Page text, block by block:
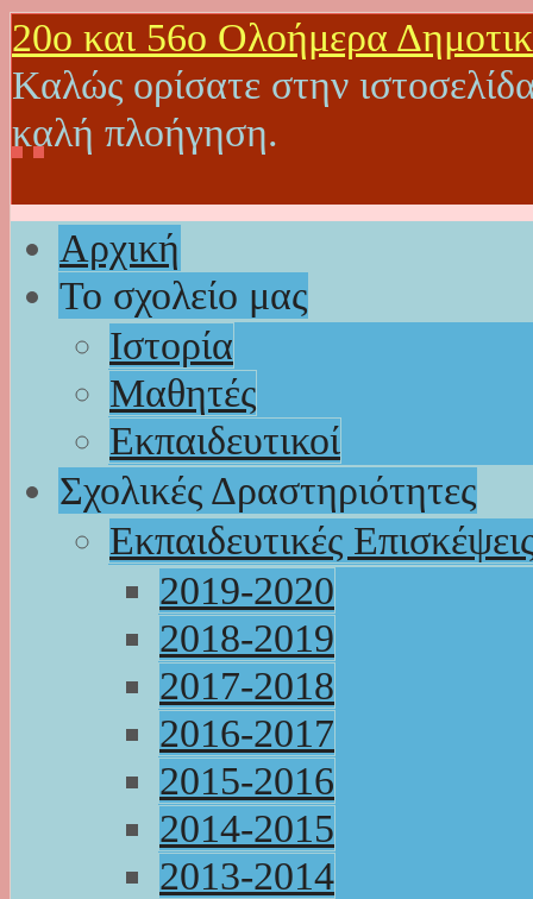
20o και 56ο Ολοήμερα
Καλώς ορίσατε στην
καλή πλοήγηση.
Αρχική
Το σχολείο μας
Ιστορία
Μαθητές
Εκπαιδευτικοί
Σχολικές Δραστηριότητες
Εκπαιδευτικές
2019-2020
2018-2019
2017-2018
2016-2017
2015-2016
2014-2015
2013-2014